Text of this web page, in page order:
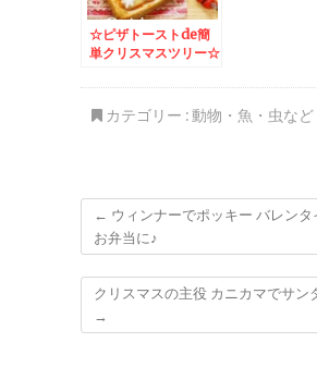
☆ピザトーストde簡
単クリスマスツリー☆
も可愛くデコしてハッ
ピーメリークリスマス
♪
カテゴリー :動物・魚・虫など
← ウィンナーでポッキー バレン
お弁当に♪
クリスマスの主役 カニカマでサン
→